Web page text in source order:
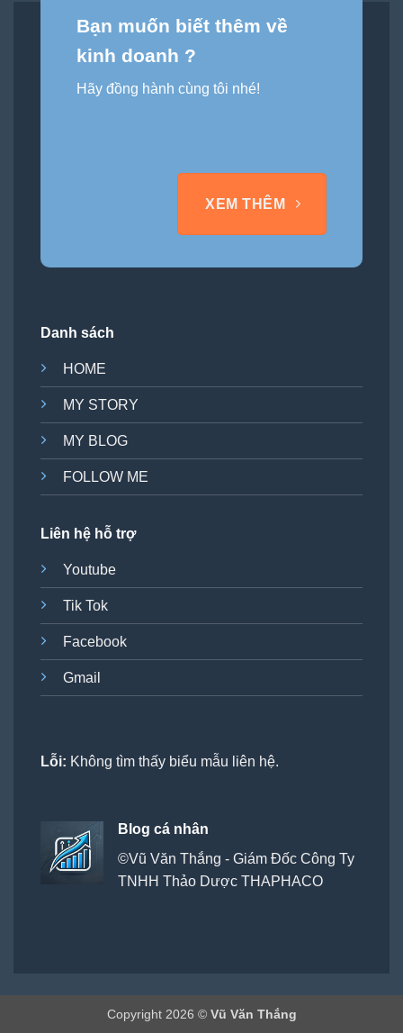
Bạn muốn biết thêm về
kinh doanh ?
Hãy đồng hành cùng tôi nhé!
XEM THÊM
Danh sách
HOME
MY STORY
MY BLOG
FOLLOW ME
Liên hệ hỗ trợ
Youtube
Tik Tok
Facebook
Gmail
Lỗi: Không tìm thấy biểu mẫu liên hệ.
Blog cá nhân
©Vũ Văn Thắng - Giám Đốc Công Ty
TNHH Thảo Dược THAPHACO
Copyright 2026 © Vũ Văn Thắng